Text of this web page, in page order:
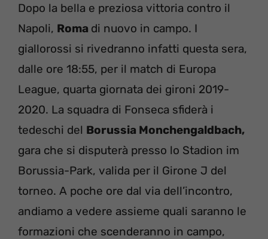
Dopo la bella e preziosa vittoria contro il
Napoli, Roma di nuovo in campo. I
giallorossi si rivedranno infatti questa sera,
dalle ore 18:55, per il match di Europa
League, quarta giornata dei gironi 2019-
2020. La squadra di Fonseca sfiderà i
tedeschi del Borussia Monchengaldbach,
gara che si disputerà presso lo Stadion im
Borussia-Park, valida per il Girone J del
torneo. A poche ore dal via dell’incontro,
andiamo a vedere assieme quali saranno le
formazioni che scenderanno in campo,